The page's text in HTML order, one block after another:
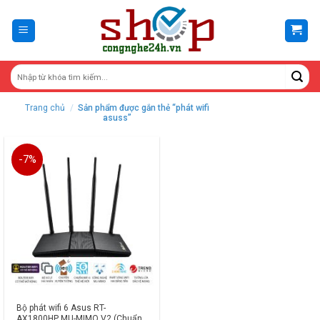
content
Trang chủ / Sản phẩm được gắn thẻ “phát wifi
asuss”
-7%
Bộ phát wifi 6 Asus RT-